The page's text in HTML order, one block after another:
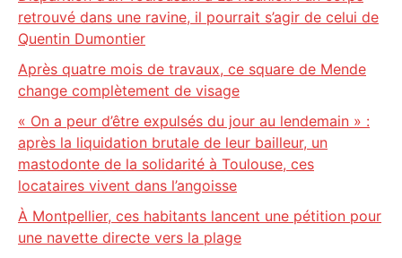
retrouvé dans une ravine, il pourrait s’agir de celui de
Quentin Dumontier
Après quatre mois de travaux, ce square de Mende
change complètement de visage
« On a peur d’être expulsés du jour au lendemain » :
après la liquidation brutale de leur bailleur, un
mastodonte de la solidarité à Toulouse, ces
locataires vivent dans l’angoisse
À Montpellier, ces habitants lancent une pétition pour
une navette directe vers la plage